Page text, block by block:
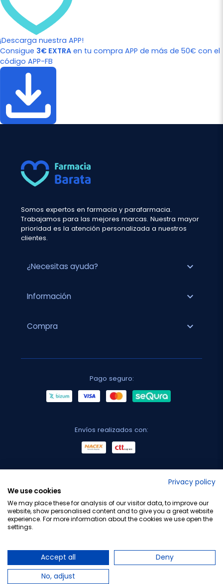
¡Descarga nuestra APP!
Consigue 3€ EXTRA en tu compra APP de más de 50€ con el
código APP-FB
Somos expertos en farmacia y parafarmacia.
Trabajamos para las mejores marcas. Nuestra mayor
prioridad es la atención personalizada a nuestros
clientes.
¿Necesitas ayuda? expand_more
Información expand_more
Compra expand_more
Pago seguro:
Envíos realizados con:
Privacy policy
We use cookies
We may place these for analysis of our visitor data, to improve our
website, show personalised content and to give you a great website
experience. For more information about the cookies we use open the
settings.
Accept all
Deny
No, adjust